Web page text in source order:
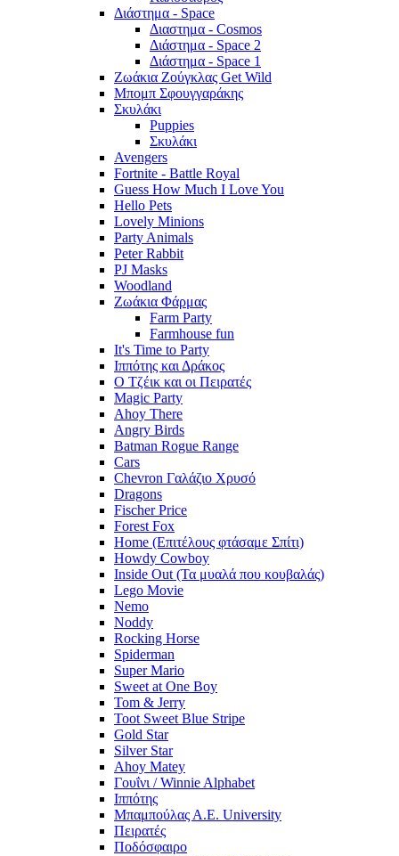
Διάστημα - Space
Διαστημα - Cosmos
Διάστημα - Space 2
Διάστημα - Space 1
Ζωάκια Ζούγκλας Get Wild
Μπομπ Σφουγγαράκης
Σκυλάκι
Puppies
Σκυλάκι
Avengers
Fortnite - Battle Royal
Guess How Much I Love You
Hello Pets
Lovely Minions
Party Animals
Peter Rabbit
PJ Masks
Woodland
Ζωάκια Φάρμας
Farm Party
Farmhouse fun
It's Time to Party
Ιππότης και Δράκος
Ο Τζέικ και οι Πειρατές
Magic Party
Ahoy There
Angry Birds
Batman Rogue Range
Cars
Chevron Γαλάζιο Χρυσό
Dragons
Fischer Price
Forest Fox
Home (Επιτέλους φτάσαμε Σπίτι)
Howdy Cowboy
Inside Out (Τα μυαλά που κουβαλάς)
Lego Movie
Nemo
Noddy
Rocking Horse
Spiderman
Super Mario
Sweet at One Boy
Tom & Jerry
Toot Sweet Blue Stripe
Gold Star
Silver Star
Ahoy Matey
Γουΐνι / Winnie Alphabet
Ιππότης
Μπαμπούλας Α.Ε. University
Πειρατές
Ποδόσφαιρο